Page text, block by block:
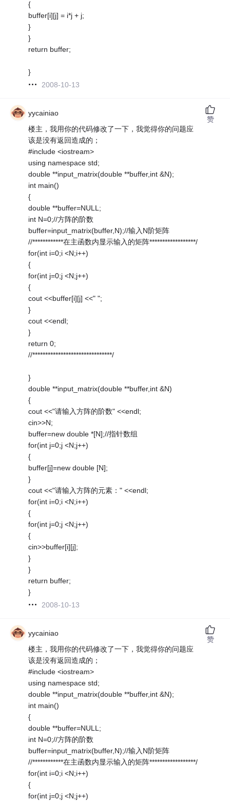
{
buffer[i][j] = i*j + j;
}
}
return buffer;
}
2008-10-13
yycainiao
楼主，我用你的代码修改了一下，我觉得你的问题应
该是没有返回造成的；
#include <iostream>
using namespace std;
double **input_matrix(double **buffer,int &N);
int main()
{
double **buffer=NULL;
int N=0;//方阵的阶数
buffer=input_matrix(buffer,N);//输入N阶矩阵
//************在主函数内显示输入的矩阵******************/
for(int i=0;i <N;i++)
{
for(int j=0;j <N;j++)
{
cout <<buffer[i][j] <<" ";
}
cout <<endl;
}
return 0;
//*******************************/
}
double **input_matrix(double **buffer,int &N)
{
cout <<"请输入方阵的阶数" <<endl;
cin>>N;
buffer=new double *[N];//指针数组
for(int j=0;j <N;j++)
{
buffer[j]=new double [N];
}
cout <<"请输入方阵的元素：" <<endl;
for(int i=0;i <N;i++)
{
for(int j=0;j <N;j++)
{
cin>>buffer[i][j];
}
}
return buffer;
}
2008-10-13
赞
yycainiao
楼主，我用你的代码修改了一下，我觉得你的问题应
该是没有返回造成的；
#include <iostream>
using namespace std;
double **input_matrix(double **buffer,int &N);
int main()
{
double **buffer=NULL;
int N=0;//方阵的阶数
buffer=input_matrix(buffer,N);//输入N阶矩阵
//************在主函数内显示输入的矩阵******************/
for(int i=0;i <N;i++)
{
for(int j=0;j <N;j++)
赞